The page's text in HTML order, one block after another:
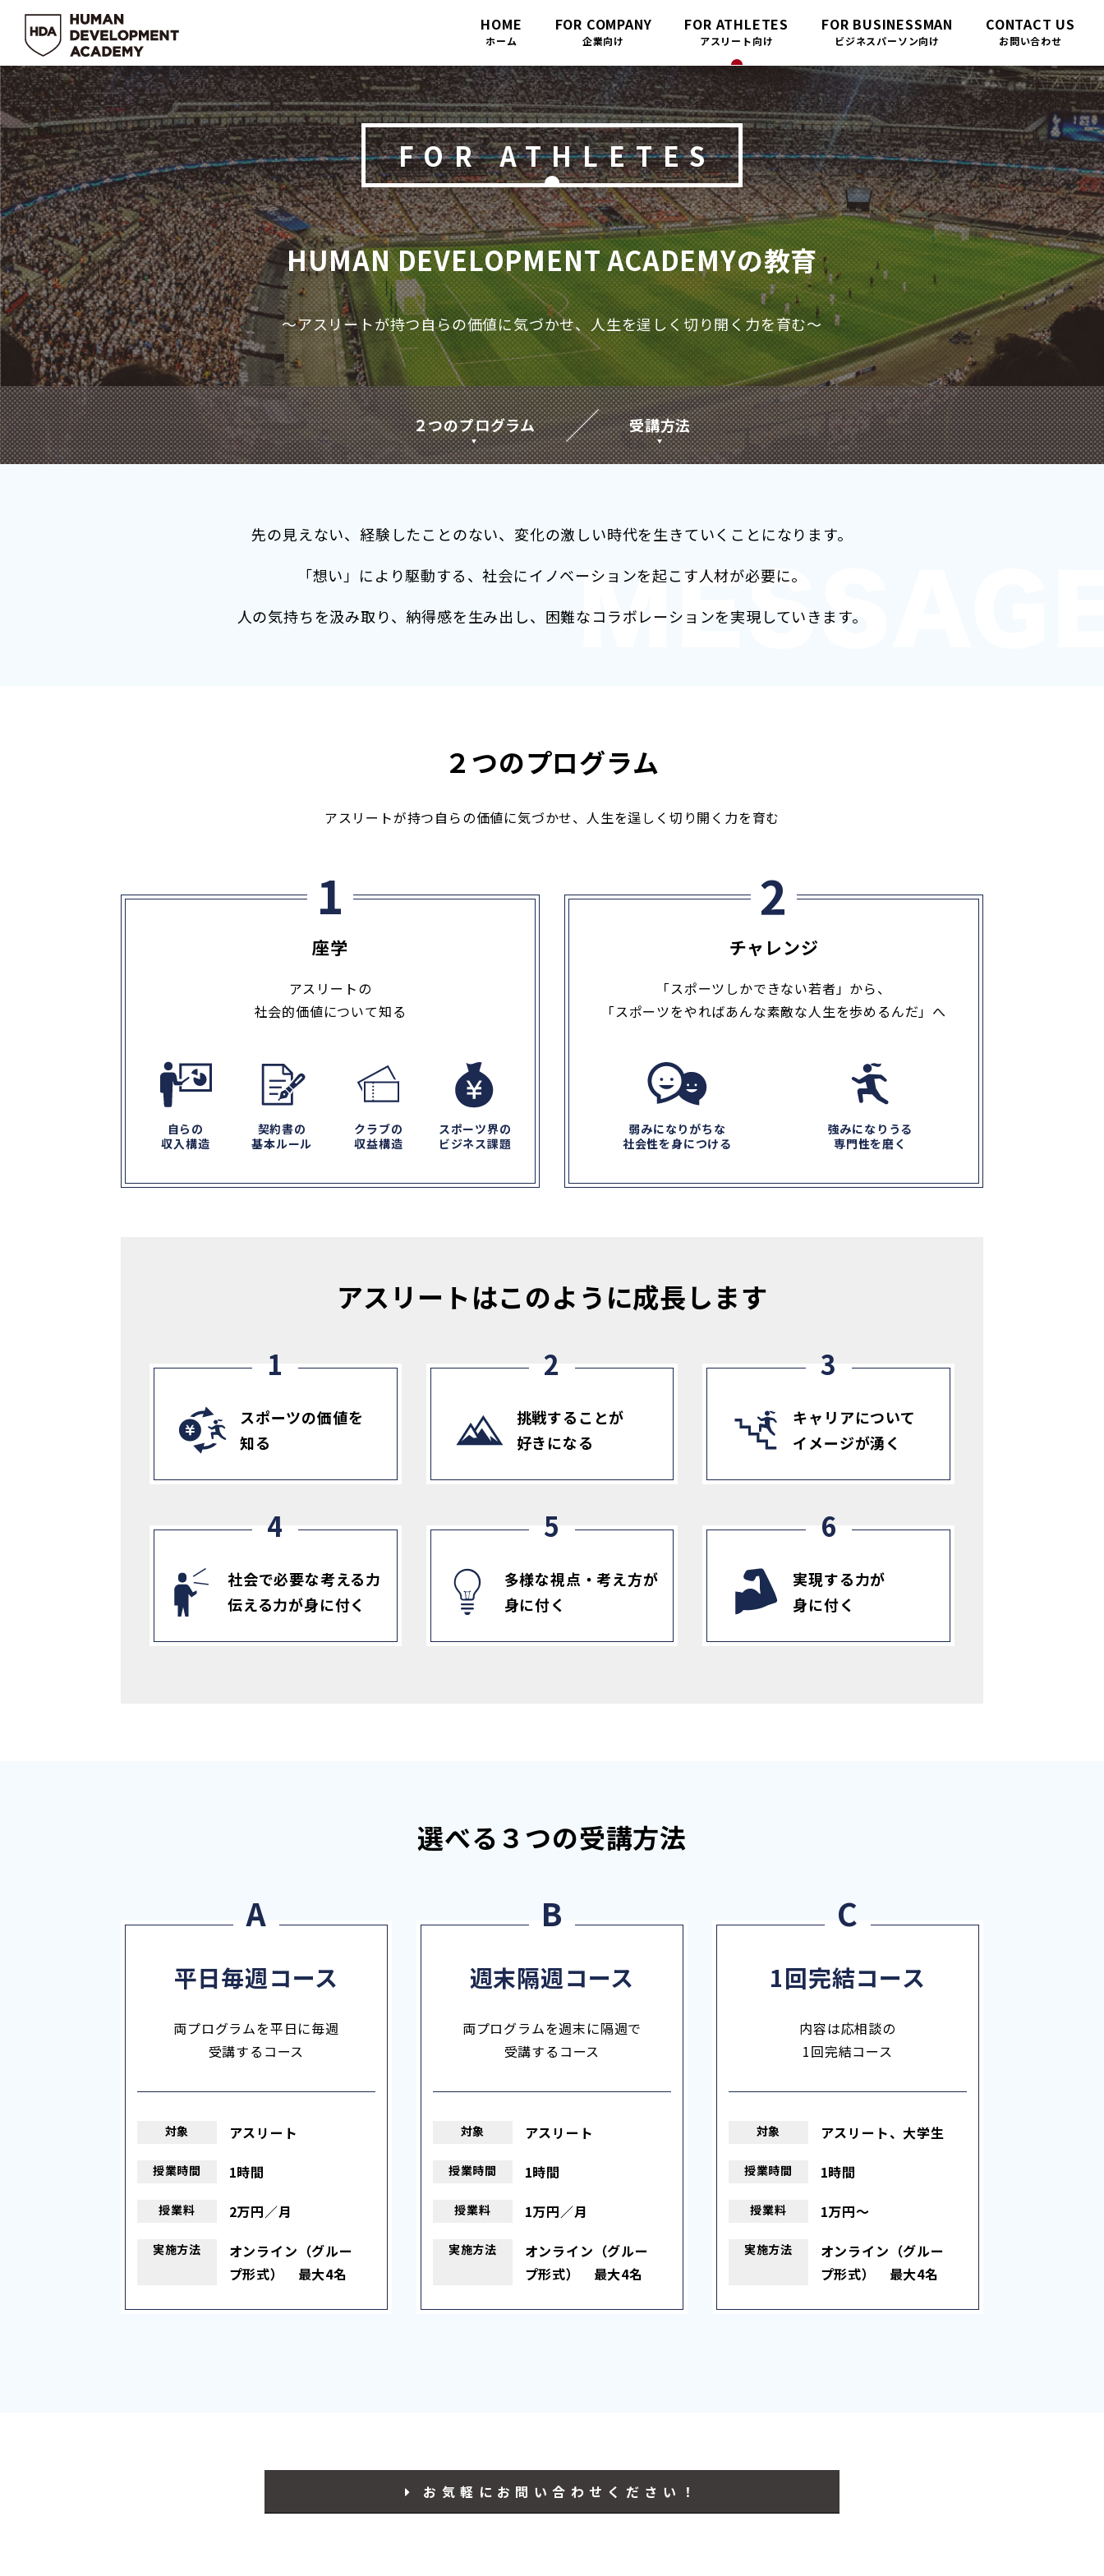
HOME
ホーム
FOR COMPANY
企業向け
FOR ATHLETES
アスリート向け
FOR BUSINESSMAN
ビジネスパーソン向け
CONTACT US
お問い合わせ
FOR ATHLETES
HUMAN DEVELOPMENT ACADEMYの教育
〜アスリートが持つ自らの価値に気づかせ、人生を逞しく切り開く力を育む〜
２つのプログラム 受講方法
先の見えない、経験したことのない、変化の激しい時代を生きていくことになります。
「想い」により駆動する、社会にイノベーションを起こす人材が必要に。
人の気持ちを汲み取り、納得感を生み出し、困難なコラボレーションを実現していきます。
２つのプログラム
アスリートが持つ自らの価値に気づかせ、人生を逞しく切り開く力を育む
座学
アスリートの
社会的価値について知る
自らの
収入構造
契約書の
基本ルール
クラブの
収益構造
スポーツ界の
ビジネス課題
チャレンジ
「スポーツしかできない若者」から、
「スポーツをやればあんな素敵な人生を歩めるんだ」へ
弱みになりがちな
社会性を身につける
強みになりうる
専門性を磨く
アスリートはこのように成長します
スポーツの価値を
知る
挑戦することが
好きになる
キャリアについて
イメージが湧く
社会で必要な考える力
伝える力が身に付く
多様な視点・考え方が
身に付く
実現する力が
身に付く
選べる３つの受講方法
平日毎週コース
両プログラムを平日に毎週
受講するコース
対象 アスリート
授業時間 1時間
授業料 2万円／月
実施方法
オンライン（グルー
プ形式） 最大4名
週末隔週コース
両プログラムを週末に隔週で
受講するコース
対象 アスリート
授業時間 1時間
授業料 1万円／月
実施方法
オンライン（グルー
プ形式） 最大4名
1回完結コース
内容は応相談の
1回完結コース
対象 アスリート、大学生
授業時間 1時間
授業料 1万円〜
実施方法
オンライン（グルー
プ形式） 最大4名
お気軽に お問い合わせ ください！